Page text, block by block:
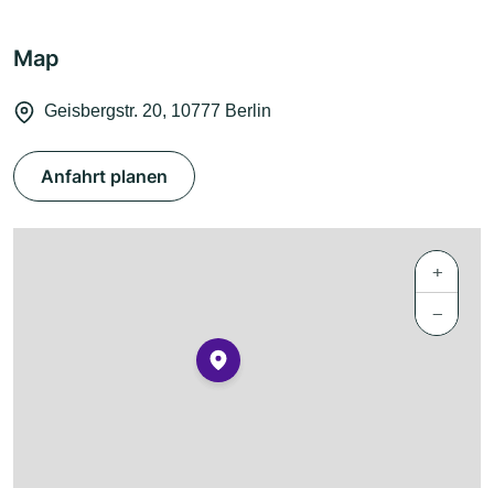
Map
Geisbergstr. 20, 10777 Berlin
Anfahrt planen
+
−